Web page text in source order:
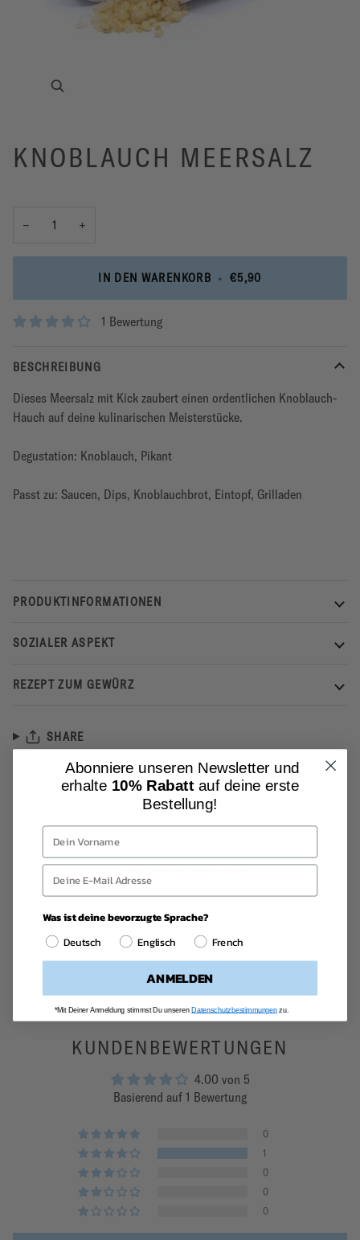
KNOBLAUCH MEERSALZ
− +
IN DEN WARENKORB • €5,90
1 Bewertung
BESCHREIBUNG
Dieses Meersalz mit Kick zaubert einen ordentlichen Knoblauch-
Hauch auf deine kulinarischen Meisterstücke.
Degustation: Knoblauch, Pikant
Passt zu: Saucen, Dips, Knoblauchbrot, Eintopf, Grilladen
PRODUKTINFORMATIONEN
SOZIALER ASPEKT
REZEPT ZUM GEWÜRZ
SHARE
NOCH MEHR GEWÜRZE
KUNDENBEWERTUNGEN
4.00 von 5
Basierend auf 1 Bewertung
0
1
0
0
0
Abonniere unseren Newsletter und
erhalte 10% Rabatt auf deine erste
Bestellung!
Was ist deine bevorzugte Sprache?
Deutsch Englisch French
ANMELDEN
*Mit Deiner Anmeldung stimmst Du unserenDatenschutzbestimmungenzu.